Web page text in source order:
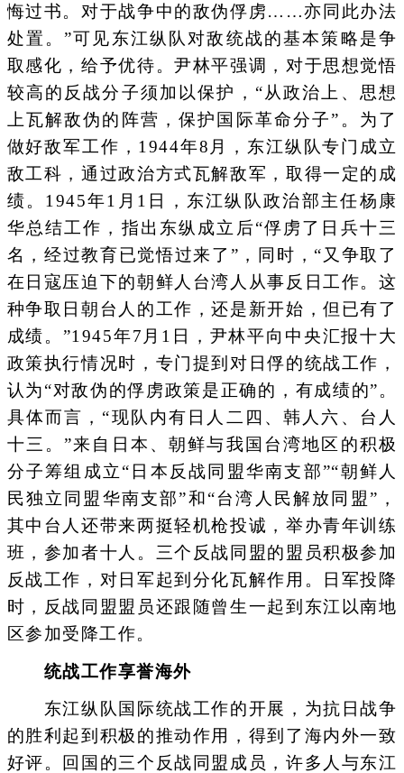
悔过书。对于战争中的敌伪俘虏……亦同此办法
处置。”可见东江纵队对敌统战的基本策略是争
取感化，给予优待。尹林平强调，对于思想觉悟
较高的反战分子须加以保护，“从政治上、思想
上瓦解敌伪的阵营，保护国际革命分子”。为了
做好敌军工作，1944年8月，东江纵队专门成立
敌工科，通过政治方式瓦解敌军，取得一定的成
绩。1945年1月1日，东江纵队政治部主任杨康
华总结工作，指出东纵成立后“俘虏了日兵十三
名，经过教育已觉悟过来了”，同时，“又争取了
在日寇压迫下的朝鲜人台湾人从事反日工作。这
种争取日朝台人的工作，还是新开始，但已有了
成绩。”1945年7月1日，尹林平向中央汇报十大
政策执行情况时，专门提到对日俘的统战工作，
认为“对敌伪的俘虏政策是正确的，有成绩的”。
具体而言，“现队内有日人二四、韩人六、台人
十三。”来自日本、朝鲜与我国台湾地区的积极
分子筹组成立“日本反战同盟华南支部”“朝鲜人
民独立同盟华南支部”和“台湾人民解放同盟”，
其中台人还带来两挺轻机枪投诚，举办青年训练
班，参加者十人。三个反战同盟的盟员积极参加
反战工作，对日军起到分化瓦解作用。日军投降
时，反战同盟盟员还跟随曾生一起到东江以南地
区参加受降工作。
统战工作享誉海外
东江纵队国际统战工作的开展，为抗日战争
的胜利起到积极的推动作用，得到了海内外一致
好评。回国的三个反战同盟成员，许多人与东江